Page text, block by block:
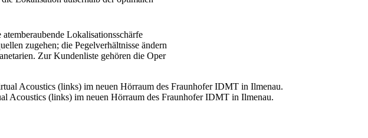
Lokalisationsschärfe
zugehen; die Pegelverhältnisse ändern
Zur Kundenliste gehören die Oper
Acoustics (links) im neuen Hörraum des Fraunhofer IDMT in Ilmenau.